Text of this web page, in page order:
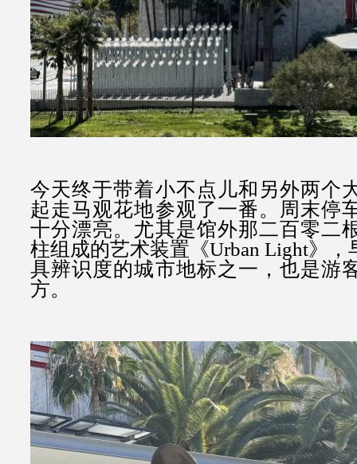
今天终于带着小不点儿和另外两个
起走马观花地参观了一番。周末停
十分漂亮。尤其是馆外那二百零二
柱组成的艺术装置《Urban Light》
具辨识度的城市地标之一，也是游
方。